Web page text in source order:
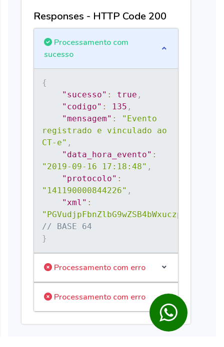
Responses - HTTP Code 200
Processamento com
sucesso
{
"sucesso" : true ,
"codigo" : 135 ,
"mensagem" :
"Evento
registrado e vinculado ao
CT-e" ,
"data_hora_evento" :
"2019-09-16 17:18:48" ,
"protocolo" :
"141190000844226" ,
"xml" :
// BASE 64
}
Processamento com erro
Processamento com erro